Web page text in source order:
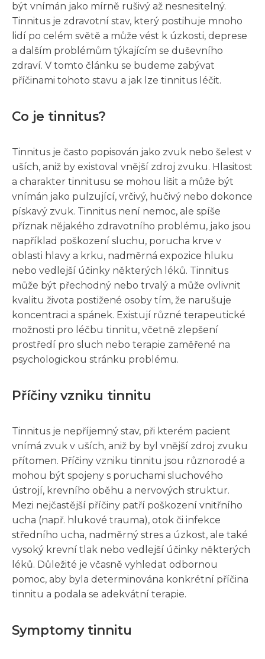
být vnímán jako mírně rušivý až nesnesitelný.
Tinnitus je zdravotní stav, který postihuje mnoho
lidí po celém světě a může vést k úzkosti, deprese
a dalším problémům týkajícím se duševního
zdraví. V tomto článku se budeme zabývat
příčinami tohoto stavu a jak lze tinnitus léčit.
Co je tinnitus?
Tinnitus je často popisován jako zvuk nebo šelest v
uších, aniž by existoval vnější zdroj zvuku. Hlasitost
a charakter tinnitusu se mohou lišit a může být
vnímán jako pulzující, vrčivý, hučivý nebo dokonce
pískavý zvuk. Tinnitus není nemoc, ale spíše
příznak nějakého zdravotního problému, jako jsou
například poškození sluchu, porucha krve v
oblasti hlavy a krku, nadměrná expozice hluku
nebo vedlejší účinky některých léků. Tinnitus
může být přechodný nebo trvalý a může ovlivnit
kvalitu života postižené osoby tím, že narušuje
koncentraci a spánek. Existují různé terapeutické
možnosti pro léčbu tinnitu, včetně zlepšení
prostředí pro sluch nebo terapie zaměřené na
psychologickou stránku problému.
Příčiny vzniku tinnitu
Tinnitus je nepříjemný stav, při kterém pacient
vnímá zvuk v uších, aniž by byl vnější zdroj zvuku
přítomen. Příčiny vzniku tinnitu jsou různorodé a
mohou být spojeny s poruchami sluchového
ústrojí, krevního oběhu a nervových struktur.
Mezi nejčastější příčiny patří poškození vnitřního
ucha (např. hlukové trauma), otok či infekce
středního ucha, nadměrný stres a úzkost, ale také
vysoký krevní tlak nebo vedlejší účinky některých
léků. Důležité je včasně vyhledat odbornou
pomoc, aby byla determinována konkrétní příčina
tinnitu a podala se adekvátní terapie.
Symptomy tinnitu